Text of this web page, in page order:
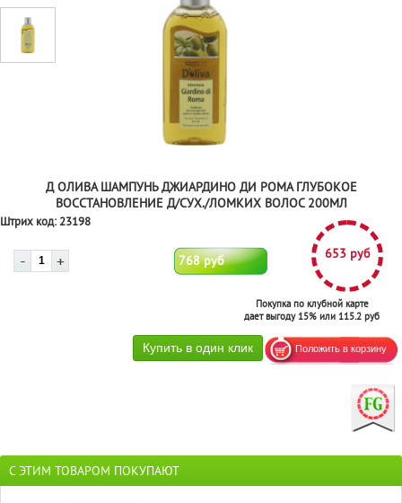
Д ОЛИВА ШАМПУНЬ ДЖИАРДИНО ДИ РОМА ГЛУБОКОЕ
ВОССТАНОВЛЕНИЕ Д/СУХ./ЛОМКИХ ВОЛОС 200МЛ
Штрих код:23198
768 руб 653 руб
Покупка по клубной карте
дает выгоду 15% или 115.2 руб
С ЭТИМ ТОВАРОМ ПОКУПАЮТ